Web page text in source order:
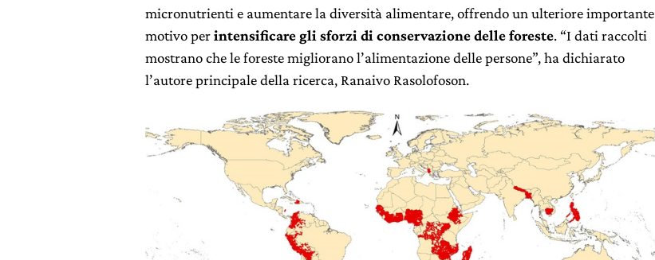
micronutrienti e aumentare la diversità alimentare, offrendo un ulteriore importante
motivo perintensificare gli sforzi di conservazione delle foreste. “I dati raccolti
mostrano che le foreste migliorano l’alimentazione delle persone”, ha dichiarato
l’autore principale della ricerca, Ranaivo Rasolofoson.